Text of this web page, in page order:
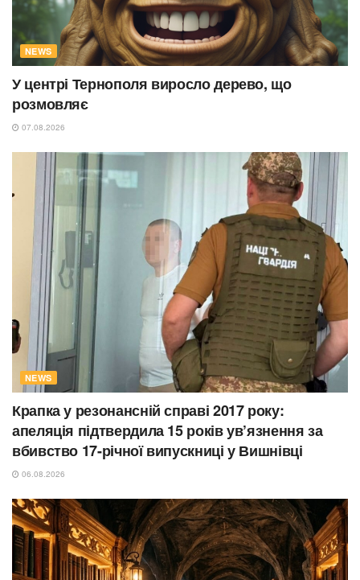
NEWS
У центрі Тернополя виросло дерево, що
розмовляє
07.08.2026
NEWS
Крапка у резонансній справі 2017 року:
апеляція підтвердила 15 років ув’язнення за
вбивство 17-річної випускниці у Вишнівці
06.08.2026